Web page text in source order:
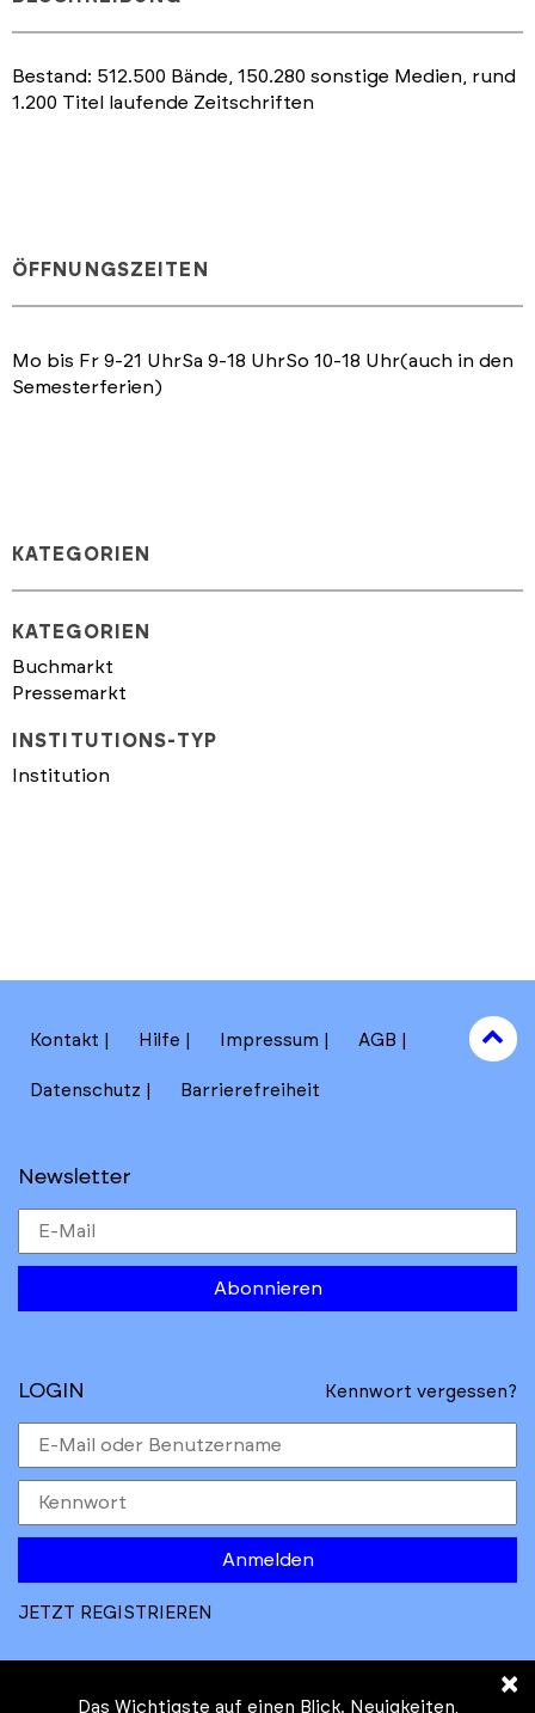
Bestand: 512.500 Bände, 150.280 sonstige Medien, rund
1.200 Titel laufende Zeitschriften
ÖFFNUNGSZEITEN
Mo bis Fr 9-21 UhrSa 9-18 UhrSo 10-18 Uhr(auch in den
Semesterferien)
KATEGORIEN
KATEGORIEN
Buchmarkt
Pressemarkt
INSTITUTIONS-TYP
Institution
Kontakt Hilfe Impressum AGB
Datenschutz Barrierefreiheit
Newsletter
Abonnieren
to
top
LOGIN Kennwort vergessen?
Anmelden
JETZT REGISTRIEREN
×
Das Wichtigste auf einen Blick. Neuigkeiten,